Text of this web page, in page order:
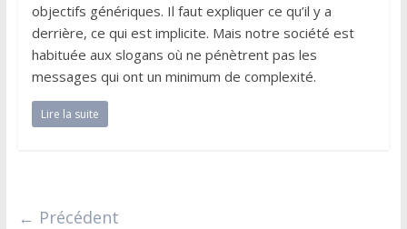
objectifs génériques. Il faut expliquer ce qu’il y a
derrière, ce qui est implicite. Mais notre société est
habituée aux slogans où ne pénètrent pas les
messages qui ont un minimum de complexité.
Lire la suite
← Précédent